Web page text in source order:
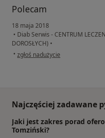
Polecam
18 maja 2018
• Diab Serwis - CENTRUM
DOROSŁYCH) •
• w opinii użytkownika vik2vik
zgłoś nadużycie
Najczęściej zadawane
Jaki jest zakres porad
Tomziński?